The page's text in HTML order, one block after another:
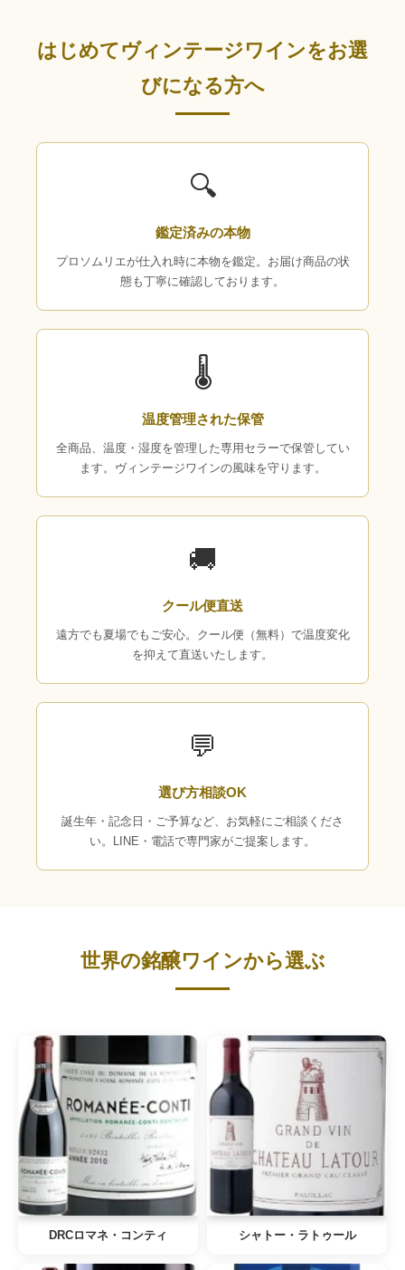
はじめてヴィンテージワインをお選
びになる方へ
🔍
鑑定済みの本物
プロソムリエが仕入れ時に本物を鑑定。お届け商品の状
態も丁寧に確認しております。
🌡
温度管理された保管
全商品、温度・湿度を管理した専用セラーで保管してい
ます。ヴィンテージワインの風味を守ります。
🚚
クール便直送
遠方でも夏場でもご安心。クール便（無料）で温度変化
を抑えて直送いたします。
💬
選び方相談OK
誕生年・記念日・ご予算など、お気軽にご相談くださ
い。LINE・電話で専門家がご提案します。
世界の銘醸ワインから選ぶ
DRCロマネ・コンティ シャトー・ラトゥール